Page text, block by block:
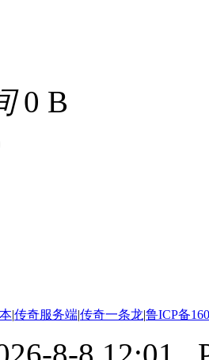
0 B
|传奇服务端|传奇一条龙|鲁ICP备